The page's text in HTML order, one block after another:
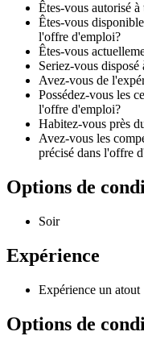
Êtes-vous autorisé
Êtes-vous
l'offre d'emploi?
Êtes-vous
Seriez-vous disposé
Avez-vous de
Possédez-vous les
l'offre d'emploi?
Habitez-vous près
Avez-vous les
précisé dans l'offre
Options de
Soir
Expérience
Expérience un atout
Options de